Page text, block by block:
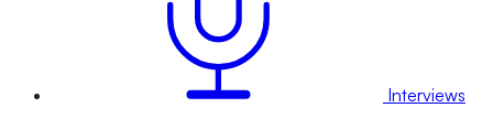
Interviews